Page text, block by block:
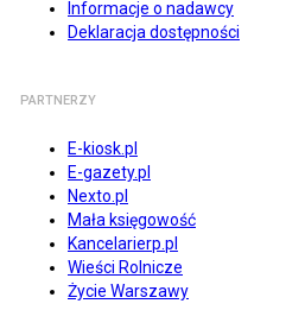
Informacje o nadawcy
Deklaracja dostępności
PARTNERZY
E-kiosk.pl
E-gazety.pl
Nexto.pl
Mała księgowość
Kancelarierp.pl
Wieści Rolnicze
Życie Warszawy